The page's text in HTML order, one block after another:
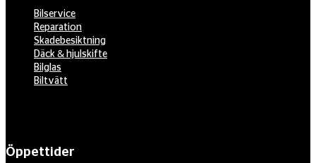
Bilservice
Reparation
Skadebesiktning
Däck & hjulskifte
Bilglas
Biltvätt
Öppettider